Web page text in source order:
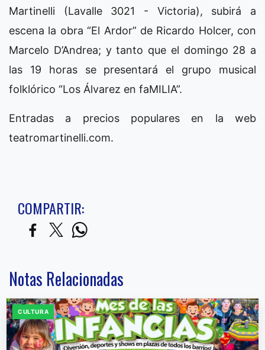
Martinelli (Lavalle 3021 - Victoria), subirá a
escena la obra “El Ardor” de Ricardo Holcer, con
Marcelo D’Andrea; y tanto que el domingo 28 a
las 19 horas se presentará el grupo musical
folklórico “Los Álvarez en faMILIA”.
Entradas a precios populares en la web
teatromartinelli.com.
COMPARTIR:
Notas Relacionadas
CULTURA